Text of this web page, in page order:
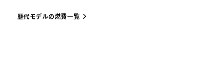
歴代モデルの燃費一覧